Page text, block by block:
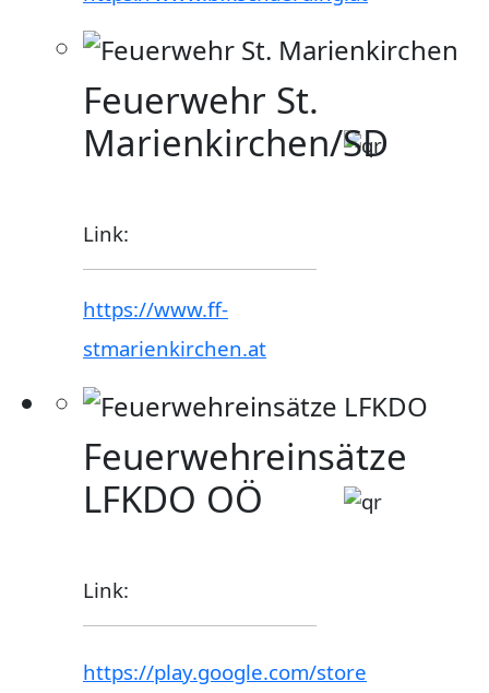
Feuerwehr St.
Marienkirchen/SD
Link:
https://www.ff-
stmarienkirchen.at
Feuerwehreinsätze
LFKDO OÖ
Link:
https://play.google.com/store